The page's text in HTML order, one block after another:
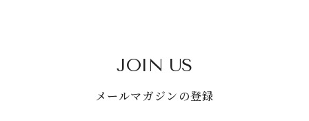
JOIN US
メールマガジンの登録